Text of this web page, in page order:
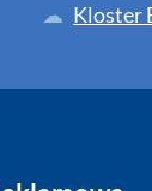
Kloster